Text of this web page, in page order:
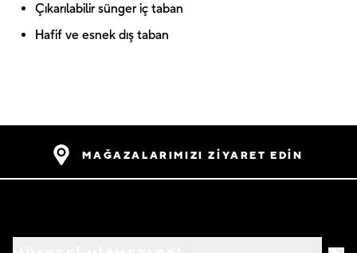
Çıkarılabilir sünger iç taban
Hafif ve esnek dış taban
MAĞAZALARIMIZI ZİYARET EDİN